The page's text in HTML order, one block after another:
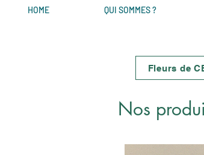
HOME QUI SOMMES ?
Fleurs de
Nos